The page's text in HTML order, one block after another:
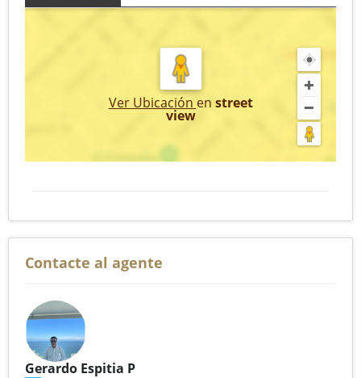
Ver Ubicación en street
view
Contacte al agente
Gerardo Espitia P